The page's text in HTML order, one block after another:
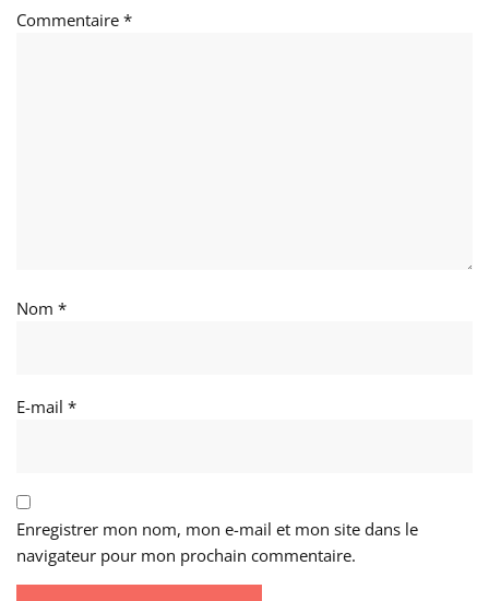
Commentaire *
Nom *
E-mail *
Enregistrer mon nom, mon e-mail et mon site dans le
navigateur pour mon prochain commentaire.